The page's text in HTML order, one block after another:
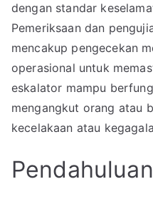
dengan standar
Pemeriksaan dan
mencakup pengecekan
operasional untuk
eskalator mampu
mengangkut orang atau
kecelakaan atau
Pendahuluan